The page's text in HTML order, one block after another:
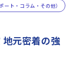
ート・コラム・その他）
元密着の強